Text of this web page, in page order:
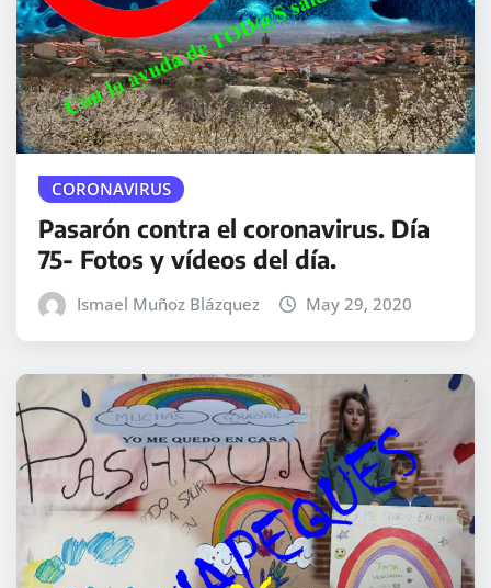
CORONAVIRUS
Pasarón contra el coronavirus. Día
75- Fotos y vídeos del día.
Ismael Muñoz Blázquez May 29, 2020